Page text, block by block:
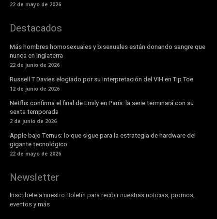
22 de mayo de 2026
Destacados
Más hombres homosexuales y bisexuales están donando sangre que
nunca en Inglaterra
22 de junio de 2026
Russell T Davies elogiado por su interpretación del VIH en Tip Toe
12 de junio de 2026
Netflix confirma el final de Emily en París: la serie terminará con su
sexta temporada
2 de junio de 2026
Apple bajo Ternus: lo que sigue para la estrategia de hardware del
gigante tecnológico
22 de mayo de 2026
Newsletter
Inscribete a nuestro Boletín para recibir nuestras noticias, promos,
eventos y más